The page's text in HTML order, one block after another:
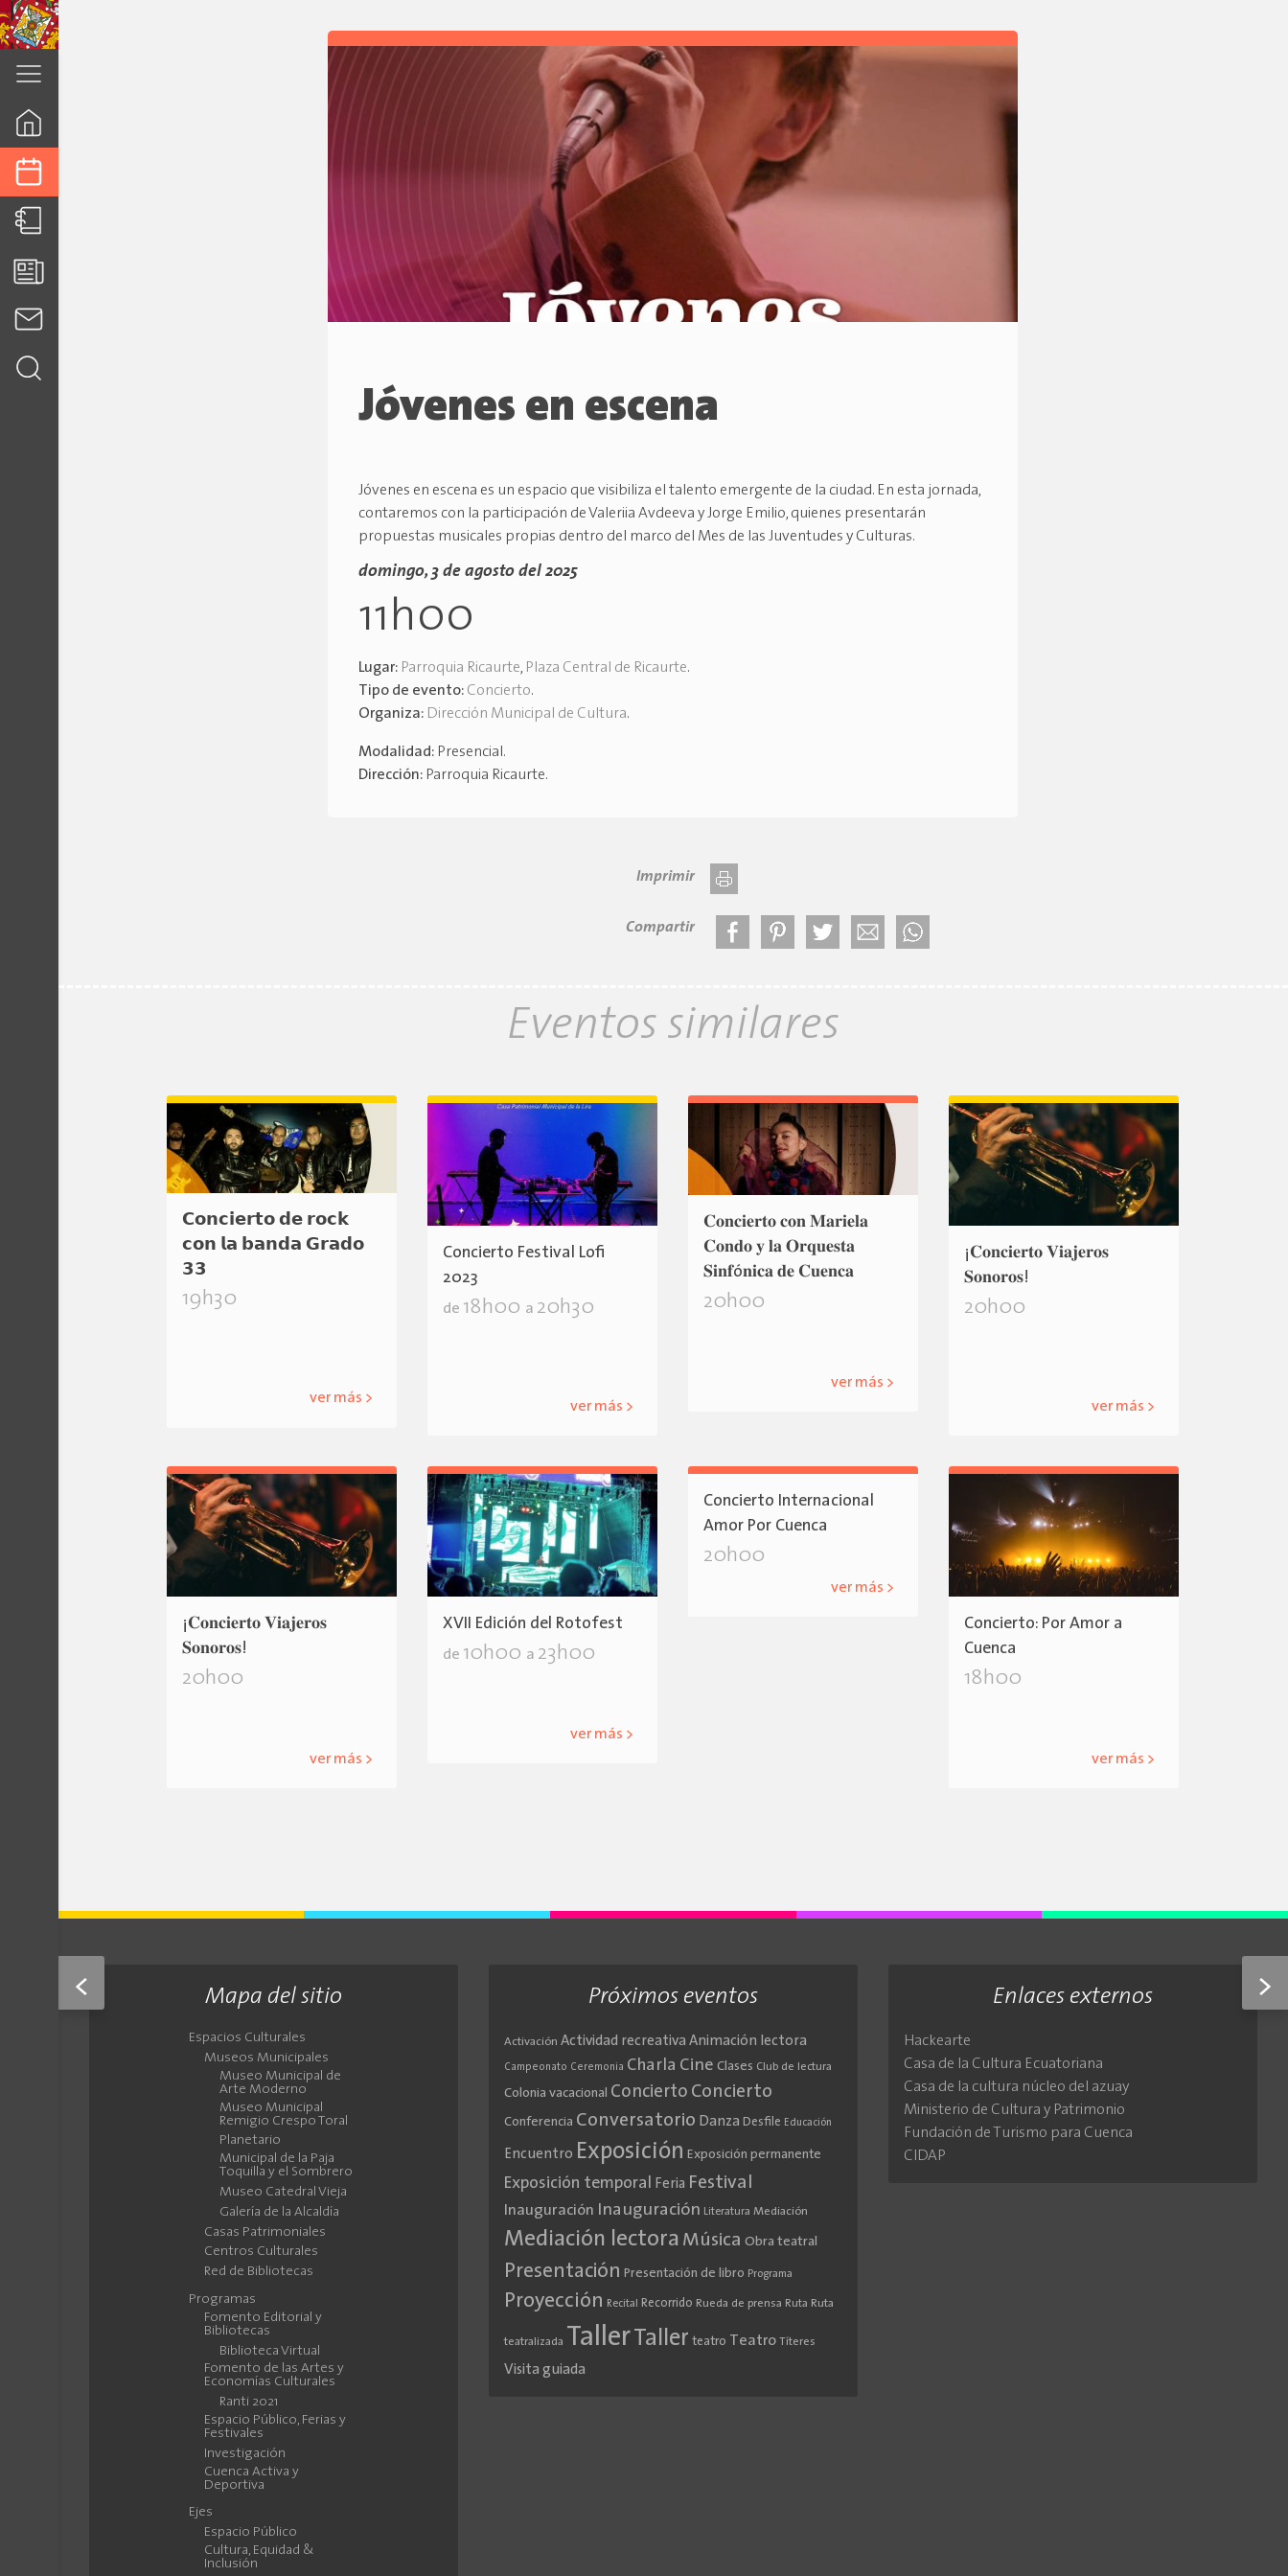
Jóvenes en escena
Jóvenes en escena es un espacio que visibiliza el talento emergente de la ciudad. En esta jornada,
contaremos con la participación de Valeriia Avdeeva y Jorge Emilio, quienes presentarán
propuestas musicales propias dentro del marco del Mes de las Juventudes y Culturas.
domingo, 3 de agosto del 2025
11h00
Lugar: Parroquia Ricaurte, Plaza Central de Ricaurte.
Tipo de evento: Concierto.
Organiza: Dirección Municipal de Cultura.
Modalidad: Presencial.
Dirección: Parroquia Ricaurte.
Imprimir
Compartir
< >
Eventos similares
𝗖𝗼𝗻𝗰𝗶𝗲𝗿𝘁𝗼 𝗱𝗲 𝗿𝗼𝗰𝗸
𝗰𝗼𝗻 𝗹𝗮 𝗯𝗮𝗻𝗱𝗮 𝗚𝗿𝗮𝗱𝗼
𝟯𝟯
19h30
ver más >
Concierto Festival Lofi
2023
de 18h00 a 20h30
ver más >
𝐂𝐨𝐧𝐜𝐢𝐞𝐫𝐭𝐨 𝐜𝐨𝐧 𝐌𝐚𝐫𝐢𝐞𝐥𝐚
𝐂𝐨𝐧𝐝𝐨 𝐲 𝐥𝐚 𝐎𝐫𝐪𝐮𝐞𝐬𝐭𝐚
𝐒𝐢𝐧𝐟ó𝐧𝐢𝐜𝐚 𝐝𝐞 𝐂𝐮𝐞𝐧𝐜𝐚
20h00
ver más >
¡𝐂𝐨𝐧𝐜𝐢𝐞𝐫𝐭𝐨 𝐕𝐢𝐚𝐣𝐞𝐫𝐨𝐬
𝐒𝐨𝐧𝐨𝐫𝐨𝐬!
20h00
ver más >
¡𝐂𝐨𝐧𝐜𝐢𝐞𝐫𝐭𝐨 𝐕𝐢𝐚𝐣𝐞𝐫𝐨𝐬
𝐒𝐨𝐧𝐨𝐫𝐨𝐬!
20h00
ver más >
XVII Edición del Rotofest
de 10h00 a 23h00
ver más >
Concierto Internacional
Amor Por Cuenca
20h00
ver más >
Concierto: Por Amor a
Cuenca
18h00
ver más >
Mapa del sitio
Espacios Culturales
Museos Municipales
Museo Municipal de
Arte Moderno
Museo Municipal
Remigio Crespo Toral
Planetario
Municipal de la Paja
Toquilla y el Sombrero
Museo Catedral Vieja
Galería de la Alcaldía
Casas Patrimoniales
Centros Culturales
Red de Bibliotecas
Programas
Fomento Editorial y
Bibliotecas
Biblioteca Virtual
Fomento de las Artes y
Economías Culturales
Ranti 2021
Espacio Público, Ferias y
Festivales
Investigación
Cuenca Activa y
Deportiva
Ejes
Espacio Público
Cultura, Equidad &
Inclusión
Próximos eventos
Activación Actividad recreativa Animación lectora
Campeonato Ceremonia Charla Cine Clases Club de lectura
Colonia vacacional Concierto Concierto
Conferencia Conversatorio Danza Desfile Educación
Encuentro Exposición Exposición permanente
Exposición temporal Feria Festival
Inauguración Inauguración Literatura Mediación
Mediación lectora Música Obra teatral
Presentación Presentación de libro Programa
Proyección Recital Recorrido Rueda de prensa Ruta Ruta
teatralizada Taller Taller teatro Teatro Títeres
Visita guiada
Enlaces externos
Hackearte
Casa de la Cultura Ecuatoriana
Casa de la cultura núcleo del azuay
Ministerio de Cultura y Patrimonio
Fundación de Turismo para Cuenca
CIDAP